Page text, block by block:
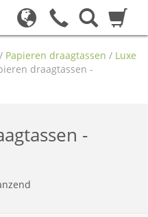
/ Papieren draagtassen / Luxe
draagtassen -
-